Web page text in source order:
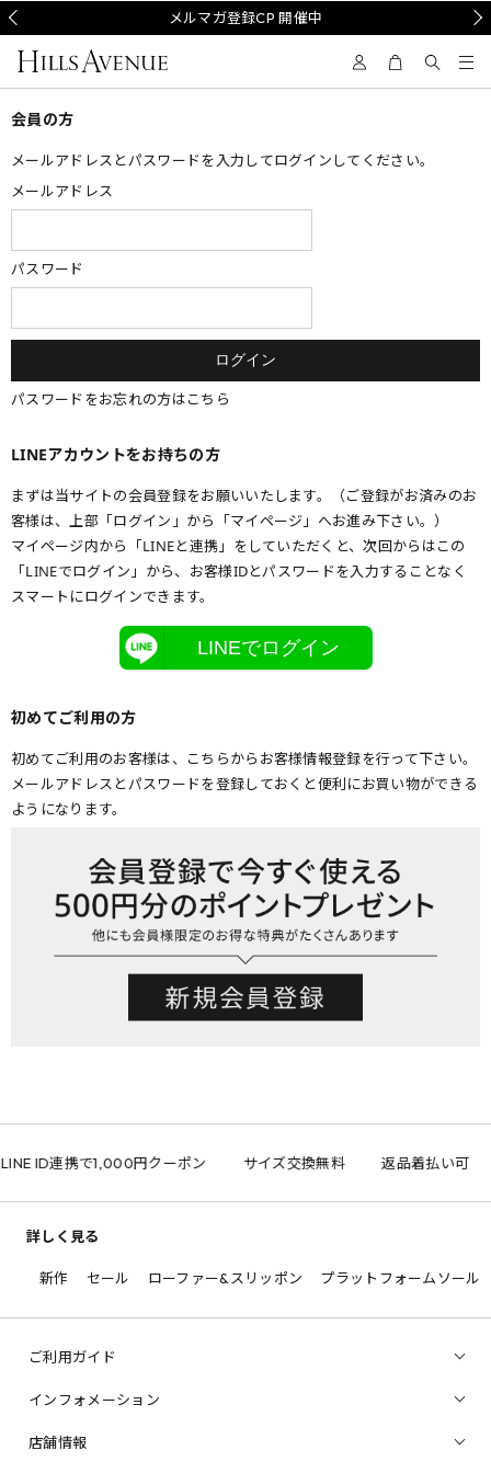
メルマガ登録CP 開催中
会員の方
メールアドレスとパスワードを入力してログインしてください。
メールアドレス
パスワード
パスワードをお忘れの方はこちら
LINEアカウントをお持ちの方
まずは当サイトの会員登録をお願いいたします。（ご登録がお済みのお
客様は、上部「ログイン」から「マイページ」へお進み下さい。）
マイページ内から「LINEと連携」をしていただくと、次回からはこの
「LINEでログイン」から、お客様IDとパスワードを入力することなく
スマートにログインできます。
LINEでログイン
初めてご利用の方
初めてご利用のお客様は、こちらからお客様情報登録を行って下さい。
メールアドレスとパスワードを登録しておくと便利にお買い物ができる
ようになります。
ID連携で1,000円クーポン サイズ交換無料 返品着払い可
詳しく見る
新作 セール ローファー&スリッポン プラットフォームソール
ご利用ガイド
インフォメーション
店舗情報